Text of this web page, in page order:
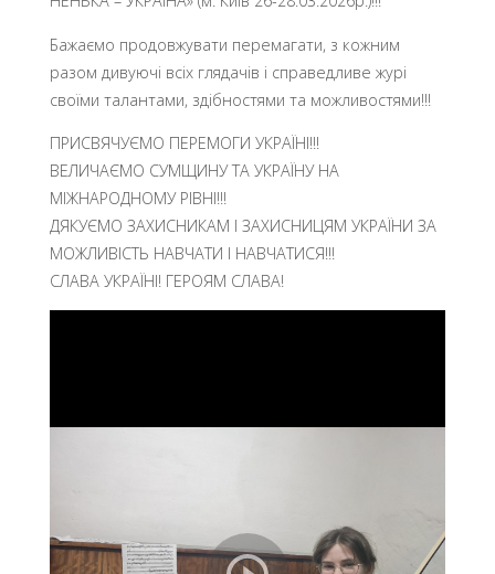
Бажаємо продовжувати перемагати, з кожним
разом дивуючі всіх глядачів і справедливе журі
своїми талантами, здібностями та можливостями!!!
ПРИСВЯЧУЄМО ПЕРЕМОГИ УКРАЇНІ!!!
ВЕЛИЧАЄМО СУМЩИНУ ТА УКРАЇНУ НА
МІЖНАРОДНОМУ РІВНІ!!!
ДЯКУЄМО ЗАХИСНИКАМ І ЗАХИСНИЦЯМ УКРАЇНИ ЗА
МОЖЛИВІСТЬ НАВЧАТИ І НАВЧАТИСЯ!!!
СЛАВА УКРАЇНІ! ГЕРОЯМ СЛАВА!